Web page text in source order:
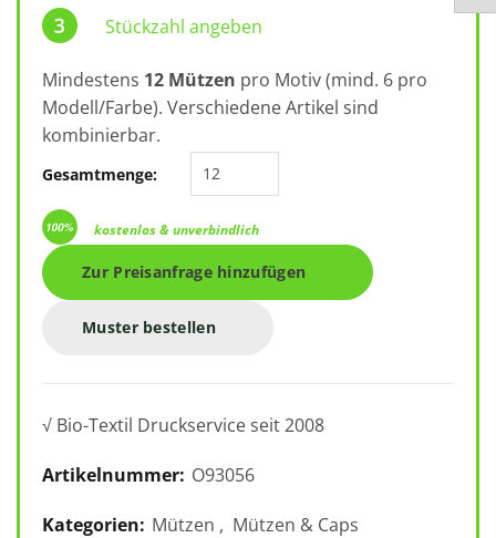
Stückzahl angeben
Mindestens 12 Mützen pro Motiv (mind. 6 pro
Modell/Farbe). Verschiedene Artikel sind
kombinierbar.
Gesamtmenge:
kostenlos & unverbindlich
Muster bestellen
√ Bio-Textil Druckservice seit 2008
Artikelnummer: O93056
Kategorien: Mützen , Mützen & Caps